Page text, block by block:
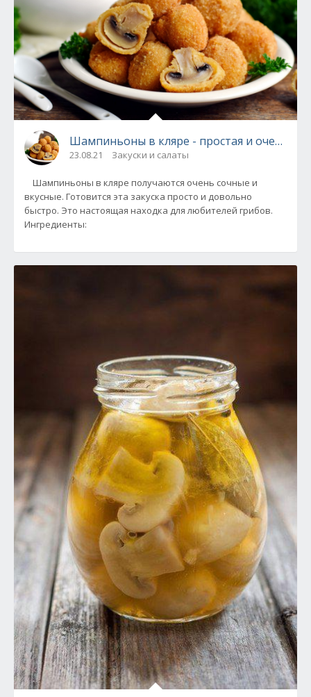
Шампиньоны в кляре - простая и очень
23.08.21 Закуски и салаты
Шампиньоны в кляре получаются очень сочные и
вкусные. Готовится эта закуска просто и довольно
быстро. Это настоящая находка для любителей грибов.
Ингредиенты: